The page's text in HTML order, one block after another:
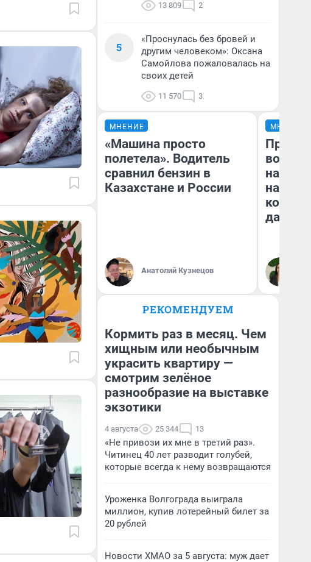
13 809 2
5
«Проснулась без бровей и
другим человеком»: Оксана
Самойлова пожаловалась на
своих детей
11 570 3
МНЕНИЕ
«Машина просто
полетела». Водитель
сравнил бензин в
Казахстане и России
Анатолий Кузнецов
МНЕНИЕ
нам
даже
РЕКОМЕНДУЕМ
Кормить раз в месяц. Чем
хищным или необычным
украсить квартиру —
смотрим зелёное
разнообразие на выставке
экзотики
4 августа 25 344 13
«Не привози их мне в третий раз».
Читинец 40 лет разводит голубей,
которые всегда к нему возвращаются
Уроженка Волгограда выиграла
миллион, купив лотерейный билет за
20 рублей
Новости ХМАО за 5 августа: муж дает